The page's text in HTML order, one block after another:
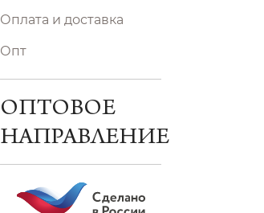
Оплата и доставка
Опт
ОПТОВОЕ
НАПРАВЛЕНИЕ